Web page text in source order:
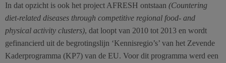
In dat opzicht is ook het project AFRESH ontstaan (Countering
diet-related diseases through competitive regional food- and
physical activity clusters), dat loopt van 2010 tot 2013 en wordt
gefinancierd uit de begrotingslijn ‘Kennisregio’s’ van het Zevende
Kaderprogramma (KP7) van de EU. Voor dit programma werd een